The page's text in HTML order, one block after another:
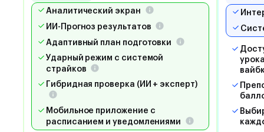
Аналитический экран
ИИ-Прогноз результатов
Адаптивный план подготовки
Ударный режим с системой
страйков
Гибридная проверка (ИИ + эксперт)
Мобильное приложение с
расписанием и уведомлениями